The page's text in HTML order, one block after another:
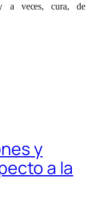
a veces, cura, de
y
a la